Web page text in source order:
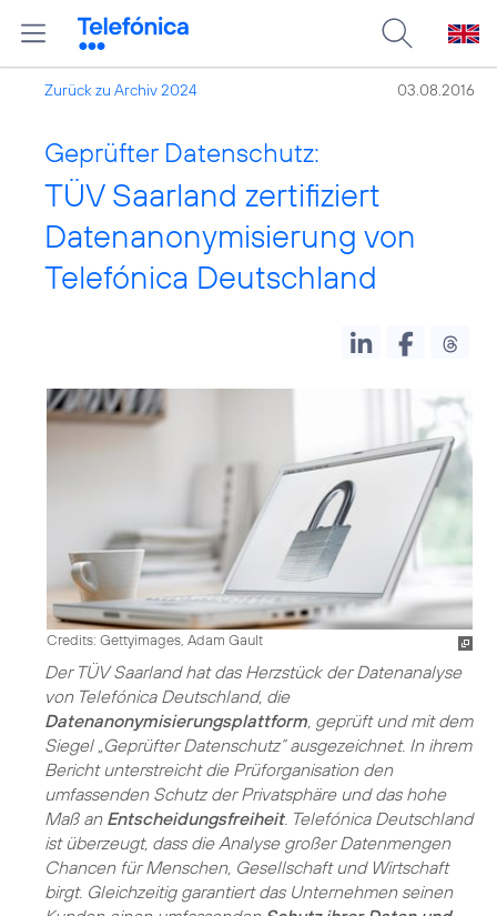
Zurück zu Archiv 2024 03.08.2016
Geprüfter Datenschutz:
TÜV Saarland zertifiziert
Datenanonymisierung von
Telefónica Deutschland
Credits: Gettyimages, Adam Gault
Der TÜV Saarland hat das Herzstück der Datenanalyse
von Telefónica Deutschland, die
Datenanonymisierungsplattform , geprüft und mit dem
Siegel „Geprüfter Datenschutz“ ausgezeichnet. In ihrem
Bericht unterstreicht die Prüforganisation den
umfassenden Schutz der Privatsphäre und das hohe
Maß an Entscheidungsfreiheit. Telefónica Deutschland
ist überzeugt, dass die Analyse großer Datenmengen
Chancen für Menschen, Gesellschaft und Wirtschaft
birgt. Gleichzeitig garantiert das Unternehmen seinen